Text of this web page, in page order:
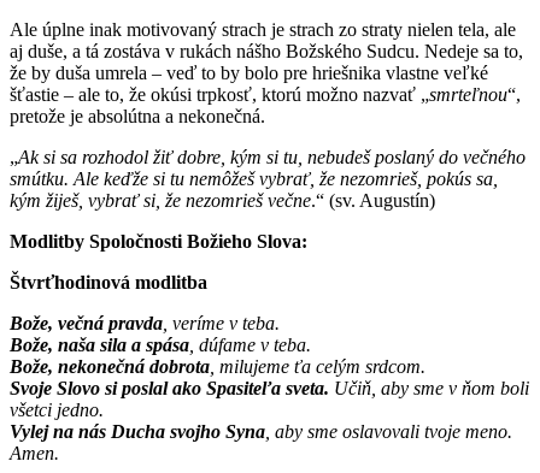
Ale úplne inak motivovaný strach je strach zo straty nielen tela, ale
aj duše, a tá zostáva v rukách nášho Božského Sudcu. Nedeje sa to,
že by duša umrela – veď to by bolo pre hriešnika vlastne veľké
šťastie – ale to, že okúsi trpkosť, ktorú možno nazvať „smrteľnou“,
pretože je absolútna a nekonečná.
„Ak si sa rozhodol žiť dobre, kým si tu, nebudeš poslaný do večného
smútku. Ale keďže si tu nemôžeš vybrať, že nezomrieš, pokús sa,
kým žiješ, vybrať si, že nezomrieš večne.“ (sv. Augustín)
Modlitby Spoločnosti Božieho Slova:
Štvrťhodinová modlitba
Bože, večná pravda , veríme v teba.
Bože, naša sila a spása , dúfame v teba.
Bože, nekonečná dobrota , milujeme ťa celým srdcom.
Svoje Slovo si poslal ako Spasiteľa sveta. Učiň, aby sme v ňom boli
všetci jedno.
Vylej na nás Ducha svojho Syna , aby sme oslavovali tvoje meno.
Amen.